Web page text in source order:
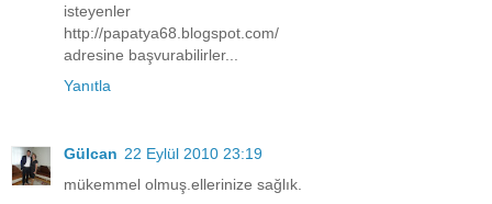
isteyenler
http://papatya68.blogspot.com/
adresine başvurabilirler...
Yanıtla
Gülcan 22 Eylül 2010 23:19
mükemmel olmuş.ellerinize sağlık.